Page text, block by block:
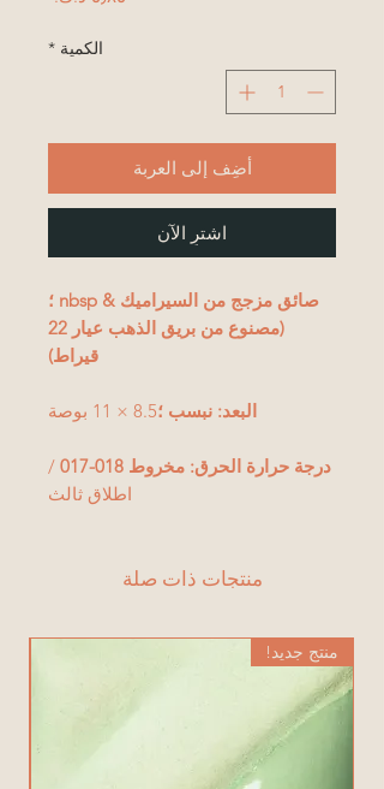
الكمية *
أضِف إلى العربة
اشترِ الآن
صائق مزجج من السيراميك & nbsp ؛
(
مصنوع من بريق الذهب عيار 22
قيراط)
البعد: نبسب ؛8.5 × 11 بوصة
درجة حرارة الحرق: مخروط 018-017
/
اطلاق ثالث
منتجات ذات صلة
منتج جديد!